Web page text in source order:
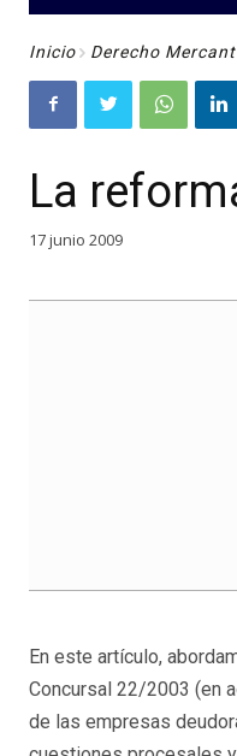
Inicio Derecho
La
17 junio 2009
En este artículo,
Concursal 22/2003 (en
de las empresas